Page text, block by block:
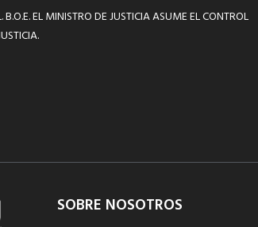
EL MINISTRO DE JUSTICIA ASUME EL CONTROL
SOBRE NOSOTROS